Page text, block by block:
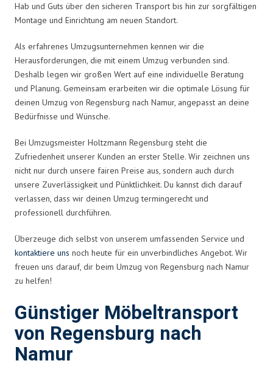
Hab und Guts über den sicheren Transport bis hin zur sorgfältigen
Montage und Einrichtung am neuen Standort.
Als erfahrenes Umzugsunternehmen kennen wir die
Herausforderungen, die mit einem Umzug verbunden sind.
Deshalb legen wir großen Wert auf eine individuelle Beratung
und Planung. Gemeinsam erarbeiten wir die optimale Lösung für
deinen Umzug von Regensburg nach Namur, angepasst an deine
Bedürfnisse und Wünsche.
Bei Umzugsmeister Holtzmann Regensburg steht die
Zufriedenheit unserer Kunden an erster Stelle. Wir zeichnen uns
nicht nur durch unsere fairen Preise aus, sondern auch durch
unsere Zuverlässigkeit und Pünktlichkeit. Du kannst dich darauf
verlassen, dass wir deinen Umzug termingerecht und
professionell durchführen.
Überzeuge dich selbst von unserem umfassenden Service und
kontaktiere uns noch heute für ein unverbindliches Angebot. Wir
freuen uns darauf, dir beim Umzug von Regensburg nach Namur
zu helfen!
Günstiger Möbeltransport
von Regensburg nach
Namur